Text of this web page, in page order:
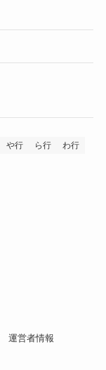
や行 ら行 わ行
運営者情報